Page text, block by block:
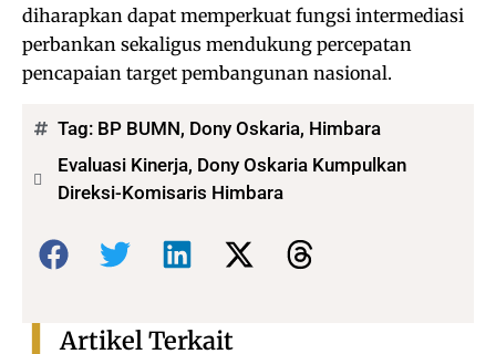
diharapkan dapat memperkuat fungsi intermediasi
perbankan sekaligus mendukung percepatan
pencapaian target pembangunan nasional.
Tag: BP BUMN, Dony Oskaria, Himbara
Evaluasi Kinerja, Dony Oskaria Kumpulkan
Direksi-Komisaris Himbara
Bagikan:
Artikel Terkait